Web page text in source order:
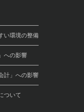
い環境の整備
への影響
計」への影響
ついて